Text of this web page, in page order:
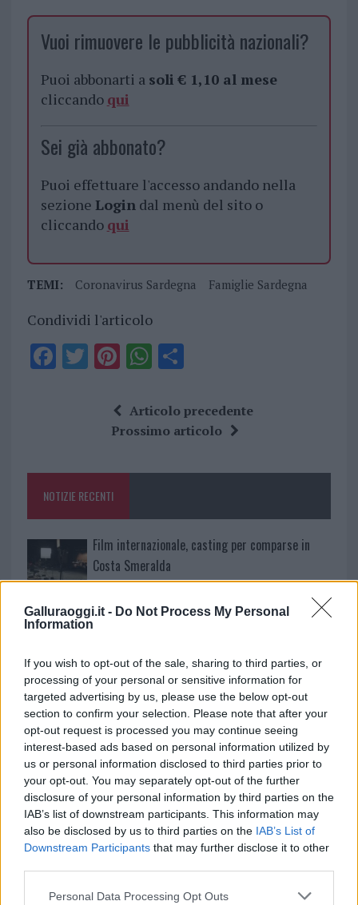
Galluraoggi.it - Do Not Process My Personal
Information
If you wish to opt-out of the sale, sharing to third parties, or
processing of your personal or sensitive information for
targeted advertising by us, please use the below opt-out
section to confirm your selection. Please note that after your
opt-out request is processed you may continue seeing
interest-based ads based on personal information utilized by
us or personal information disclosed to third parties prior to
your opt-out. You may separately opt-out of the further
disclosure of your personal information by third parties on the
IAB’s list of downstream participants. This information may
also be disclosed by us to third parties on the IAB’s List of
Downstream Participants that may further disclose it to other
Please note that this website/app uses one or more Google
Personal Data Processing Opt Outs
Vuoi rimuovere le pubblicità nazionali?
Puoi abbonarti a soli € 1,10 al mese
cliccando qui
Sei già abbonato?
Puoi effettuare l'accesso andando nella
sezione Logindal menù del sito o
cliccando qui
TEMI: Coronavirus Sardegna Famiglie Sardegna
Condividi l'articolo
F
o
k
T Pi
te
re
W
at
s
p
S
a
re
Articolo precedente
Prossimo articolo
NOTIZIE RECENTI
Film internazionale, casting per comparse in
Costa Smeralda
Porto Rotondo ospita la grande sfida della vela
nell’estate 2026
Controlli all’aeroporto di Olbia, sequestrati
caviale e sabbia rubata
Migliori cliniche di estetica medicale avanzata
in Europa: classifica dei 5 centri di riferimento
pe…
Incendi, a San Pasquale arriva il Campo Base:
l’inaugurazione